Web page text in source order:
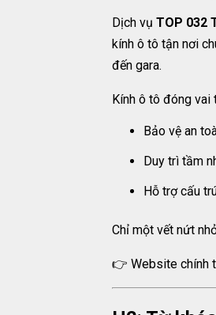
Dịch vụ TOP 032
kính ô tô tận nơi
đến gara.
Kính ô tô đóng vai
Bảo vệ an
Duy trì tầm
Hỗ trợ cấu
Chỉ một vết nứt
👉 Website chính